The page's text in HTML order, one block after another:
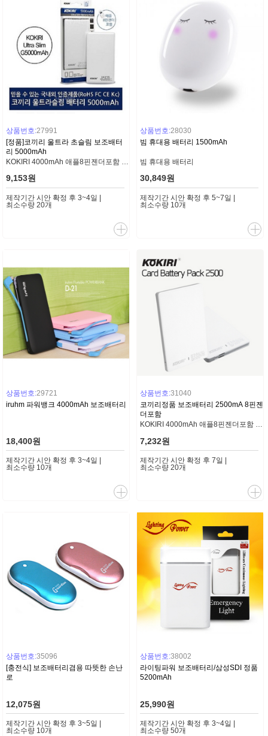
상품번호:27991
[정품]코끼리 울트라 초슬림 보조배터
리 5000mAh
9,153원
제작기간 시안 확정 후 3~4일 |
최소수량 20개
상품번호:29721
iruhm 파워뱅크 4000mAh 보조배터리
18,400원
제작기간 시안 확정 후 3~4일 |
최소수량 10개
상품번호:35096
[충전식] 보조배터리겸용 따뜻한 손난
로
12,075원
제작기간 시안 확정 후 3~5일 |
최소수량 10개
상품번호:28030
빔 휴대용 배터리 1500mAh
빔 휴대용 배터리
30,849원
제작기간 시안 확정 후 5~7일 |
최소수량 10개
상품번호:31040
코끼리정품 보조배터리 2500mA 8핀젠
더포함
KOKIRI 4000mAh 애플8핀젠더포함 (일체형케이블)
7,232원
제작기간 시안 확정 후 7일 |
최소수량 20개
상품번호:38002
라이팅파워 보조배터리/삼성SDI 정품
5200mAh
25,990원
제작기간 시안 확정 후 3~4일 |
최소수량 50개